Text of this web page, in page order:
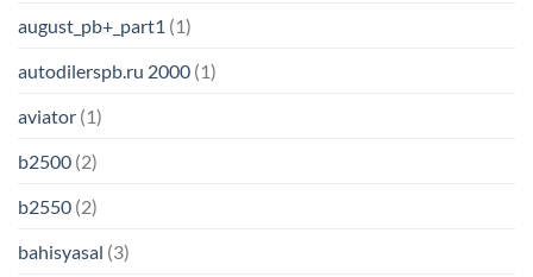
august_pb+_part1 (1)
autodilerspb.ru 2000 (1)
aviator (1)
b2500 (2)
b2550 (2)
bahisyasal (3)